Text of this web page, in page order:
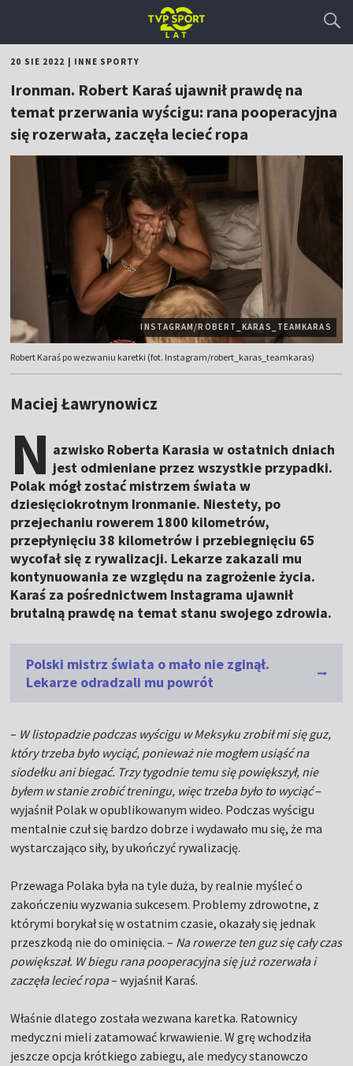
20 SIE 2022 INNE SPORTY
Ironman. Robert Karaś ujawnił prawdę na
temat przerwania wyścigu: rana pooperacyjna
się rozerwała, zaczęła lecieć ropa
INSTAGRAM/ROBERT_KARAS_TEAMKARAS
Robert Karaś po wezwaniu karetki (fot. Instagram/robert_karas_teamkaras)
Maciej Ławrynowicz
N azwisko Roberta Karasia w ostatnich dniach
jest odmieniane przez wszystkie przypadki.
Polak mógł zostać mistrzem świata w
dziesięciokrotnym Ironmanie. Niestety, po
przejechaniu rowerem 1800 kilometrów,
przepłynięciu 38 kilometrów i przebiegnięciu 65
wycofał się z rywalizacji. Lekarze zakazali mu
kontynuowania ze względu na zagrożenie życia.
Karaś za pośrednictwem Instagrama ujawnił
brutalną prawdę na temat stanu swojego zdrowia.
Polski mistrz świata o mało nie zginął.
Lekarze odradzali mu powrót
– W listopadzie podczas wyścigu w Meksyku zrobił mi się guz,
który trzeba było wyciąć, ponieważ nie mogłem usiąść na
siodełku ani biegać. Trzy tygodnie temu się powiększył, nie
byłem w stanie zrobić treningu, więc trzeba było to wyciąć–
wyjaśnił Polak w opublikowanym wideo. Podczas wyścigu
mentalnie czuł się bardzo dobrze i wydawało mu się, że ma
wystarczająco siły, by ukończyć rywalizację.
Przewaga Polaka była na tyle duża, by realnie myśleć o
zakończeniu wyzwania sukcesem. Problemy zdrowotne, z
którymi borykał się w ostatnim czasie, okazały się jednak
przeszkodą nie do ominięcia. – Na rowerze ten guz się cały czas
powiększał. W biegu rana pooperacyjna się już rozerwała i
zaczęła lecieć ropa– wyjaśnił Karaś.
Właśnie dlatego została wezwana karetka. Ratownicy
medyczni mieli zatamować krwawienie. W grę wchodziła
jeszcze opcja krótkiego zabiegu, ale medycy stanowczo